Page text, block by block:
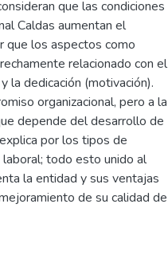
que las condiciones
Caldas aumentan el
que los aspectos como
relacionado con el
la dedicación (motivación).
organizacional, pero a la
depende del desarrollo de
por los tipos de
todo esto unido al
la entidad y sus ventajas
de su calidad de